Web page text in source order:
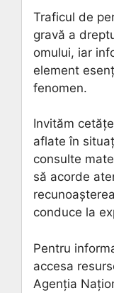
Traficul de
gravă a
omului, iar
element
fenomen.
Invităm
aflate în
consulte
să acorde
conduce la
Pentru
accesa
Agenția